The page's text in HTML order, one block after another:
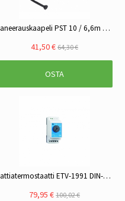
Saneerauskaapeli PST 10 / 6,6m 65w 230v
41,50 € 64,30 €
OSTA
Lattiatermostaatti ETV-1991 DIN-kisko 16A
79,95 € 100,02 €